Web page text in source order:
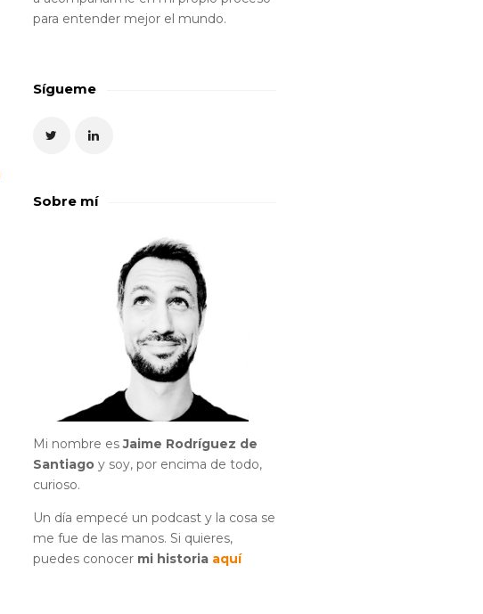
para entender mejor el mundo.
Sígueme
Sobre mí
Mi nombre esJaime Rodríguez de
Santiagoy soy, por encima de todo,
curioso.
Un día empecé un podcast y la cosa se
me fue de las manos. Si quieres,
puedes conocer mi historia aquí